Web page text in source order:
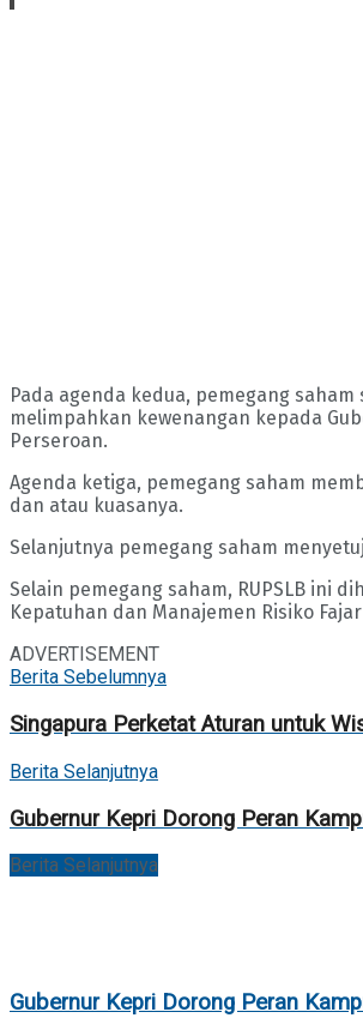
Pada agenda kedua, pemegang
melimpahkan kewenangan kepada
Perseroan.
Agenda ketiga, pemegang saham
dan atau kuasanya.
Selanjutnya pemegang saham
Selain pemegang saham, RUPSLB ini
Kepatuhan dan Manajemen Risiko
ADVERTISEMENT
Berita Sebelumnya
Singapura Perketat Aturan untuk
Berita Selanjutnya
Gubernur Kepri Dorong Peran
Berita Selanjutnya
Gubernur Kepri Dorong Peran